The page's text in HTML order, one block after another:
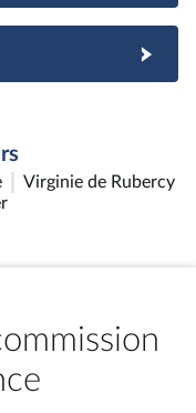
Virginie de Rubercy